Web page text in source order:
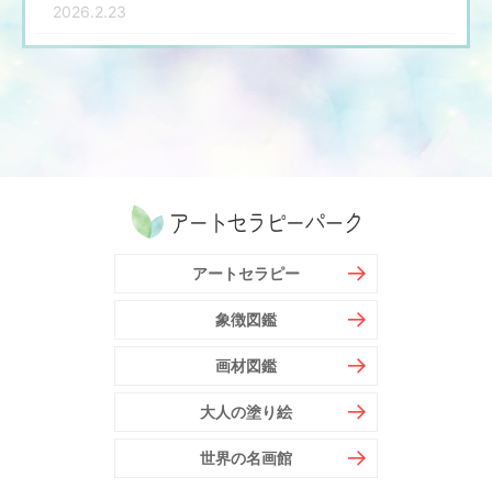
2026.2.23
アートセラピー
象徴図鑑
画材図鑑
大人の塗り絵
世界の名画館